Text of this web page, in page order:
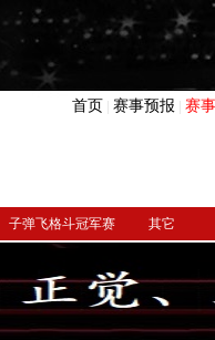
首页 赛事预报 赛
子弹飞格斗冠军赛 其它